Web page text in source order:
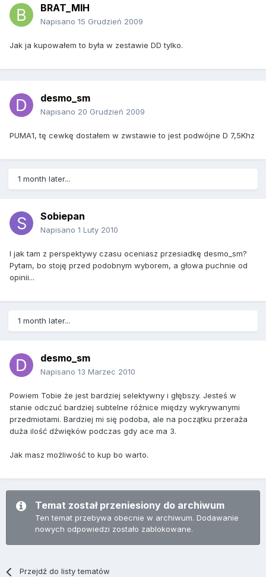
BRAT_MIH
Napisano 15 Grudzień 2009
Jak ja kupowałem to była w zestawie DD tylko.
desmo_sm
Napisano 20 Grudzień 2009
PUMA1, tę cewkę dostałem w zwstawie to jest podwójne D 7,5Khz
1 month later...
Sobiepan
Napisano 1 Luty 2010
I jak tam z perspektywy czasu oceniasz przesiadkę desmo_sm?
Pytam, bo stoję przed podobnym wyborem, a głowa puchnie od
opinii...
1 month later...
desmo_sm
Napisano 13 Marzec 2010
Powiem Tobie że jest bardziej selektywny i głębszy. Jesteś w
stanie odczuć bardziej subtelne różnice między wykrywanymi
przedmiotami. Bardziej mi się podoba, ale na początku przeraża
duża ilość dźwięków podczas gdy ace ma 3.
Jak masz możliwość to kup bo warto.
Temat został przeniesiony do archiwum
Ten temat przebywa obecnie w archiwum. Dodawanie
nowych odpowiedzi zostało zablokowane.
Przejdź do listy tematów